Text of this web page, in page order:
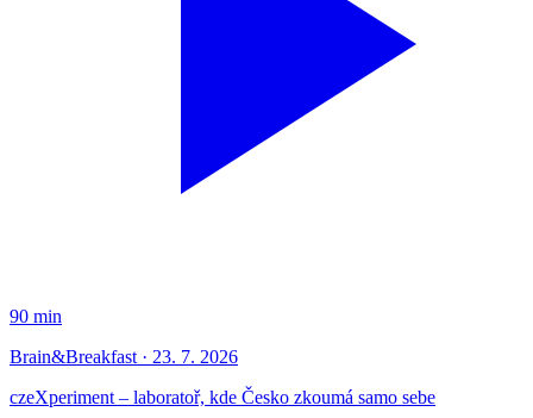
90 min
Brain&Breakfast · 23. 7. 2026
czeXperiment – laboratoř, kde Česko zkoumá samo sebe